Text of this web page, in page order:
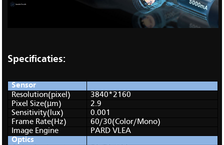
Specificaties:
Sensor
Resolution(pixel)
3840*2160
Pixel Size(µm)
2.9
Sensitivity(lux)
0.001
Frame Rate(Hz)
60/30(Color/Mono)
Image Engine
PARD VLEA
Optics